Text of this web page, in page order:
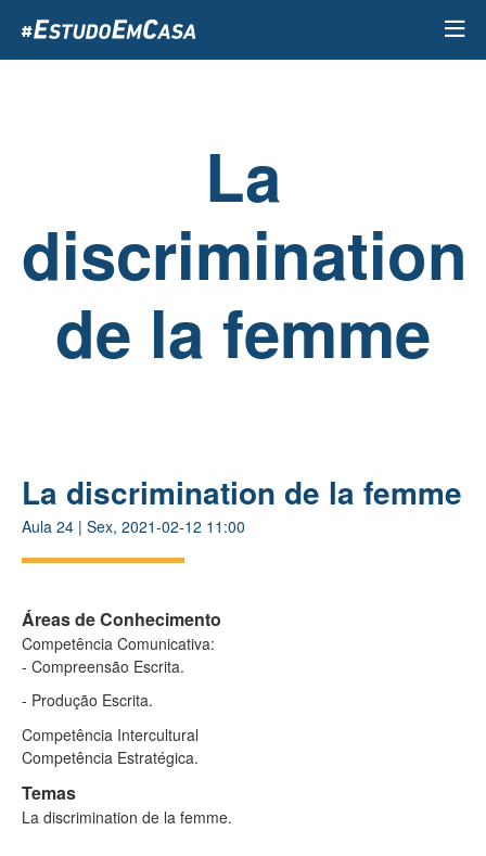
para
o
La
discrimination
de la femme
La discrimination de la femme
Aula 24 | Sex, 2021-02-12 11:00
Áreas de Conhecimento
Competência Comunicativa:
- Compreensão Escrita.
- Produção Escrita.
Competência Intercultural
Competência Estratégica.
Temas
La discrimination de la femme.